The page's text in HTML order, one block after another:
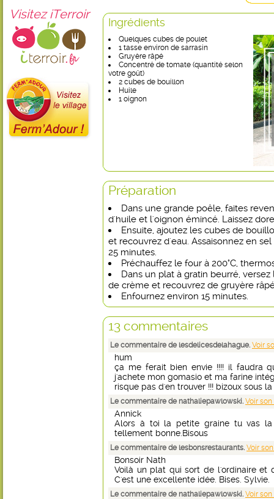
Visitez iTerroir
Ingrédients
Quelques cubes de poulet
1 tasse environ de sarrasin
Gruyère râpé
Concentré de tomate (quantité selon
votre goût)
2 cubes de bouillon
Huile
1 oignon
Préparation
Dans une grande poêle, faites
d'huile et l'oignon émincé. Laissez
Ensuite, ajoutez les cubes de
et recouvrez d'eau. Assaisonnez en
25 minutes.
Préchauffez le four à 200°C,
Dans un plat à gratin beurré,
de crème et recouvrez de gruyère
Enfournez environ 15 minutes.
13 commentaires
Le commentaire de lesdelicesdelahague. Voir
hum
ça me ferait bien envie !!!! il faudra
j'achete mon gomasio et ma farine
risque pas d'en trouver !!! bizoux sous
Le commentaire de nathaliepawlowski. Voir
Annick
Alors à toi la petite graine tu vas la
tellement bonne.Bisous
Le commentaire de lesbonsrestaurants. Voir
Bonsoir Nath
Voilà un plat qui sort de l'ordinaire et
C'est une excellente idée. Bises. Sylvie.
Le commentaire de nathaliepawlowski. Voir